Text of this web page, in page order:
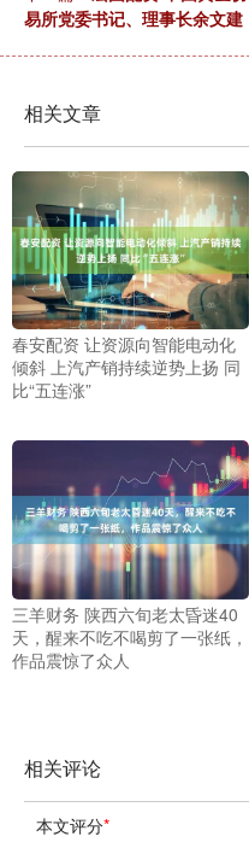
易所党委书记、理事长余文建
相关文章
春安配资 让资源向智能电动化
倾斜 上汽产销持续逆势上扬 同
比“五连涨”
三羊财务 陕西六旬老太昏迷40
天，醒来不吃不喝剪了一张纸，
作品震惊了众人
相关评论
本文评分*